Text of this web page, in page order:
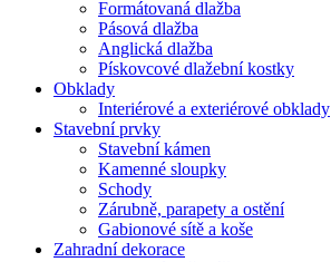
Formátovaná dlažba
Pásová dlažba
Anglická dlažba
Pískovcové dlažební kostky
Obklady
Interiérové a exteriérové obklady
Stavební prvky
Stavební kámen
Kamenné sloupky
Schody
Zárubně, parapety a ostění
Gabionové sítě a koše
Zahradní dekorace